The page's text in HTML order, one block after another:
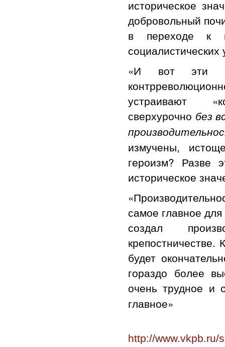
историческое
добровольный
в переходе к
«И вот эти
устраивают
сверхурочно без
измучены,
героизм? Разве
историческое
самое главное
создал
будет
гораздо более
очень трудное и
главное»
http://www.vkpb.ru/